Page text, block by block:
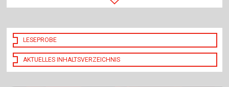
LESEPROBE
AKTUELLES INHALTSVERZEICHNIS